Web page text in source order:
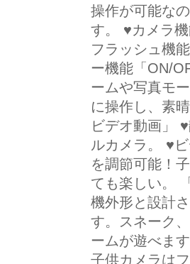
操作が可能な
す。 ♥カメラ
フラッシュ機
ー機能「ON/
ームや写真モ
に操作し、素
ビデオ動画」
ルカメラ。 ♥
を調節可能！
ても楽しい。
機外形と設計
す。スネーク
ームが遊べま
子供カメラは